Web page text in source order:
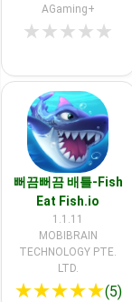
AGaming+
★★★★★
뻐끔뻐끔 배틀-Fish
Eat Fish.io
1.1.11
MOBIBRAIN
TECHNOLOGY PTE.
LTD.
★★★★★(5)